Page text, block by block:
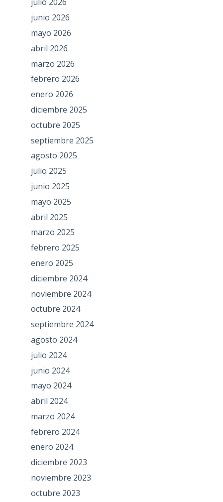
junio 2026
mayo 2026
abril 2026
marzo 2026
febrero 2026
enero 2026
diciembre 2025
octubre 2025
septiembre 2025
agosto 2025
julio 2025
junio 2025
mayo 2025
abril 2025
marzo 2025
febrero 2025
enero 2025
diciembre 2024
noviembre 2024
octubre 2024
septiembre 2024
agosto 2024
julio 2024
junio 2024
mayo 2024
abril 2024
marzo 2024
febrero 2024
enero 2024
diciembre 2023
noviembre 2023
octubre 2023